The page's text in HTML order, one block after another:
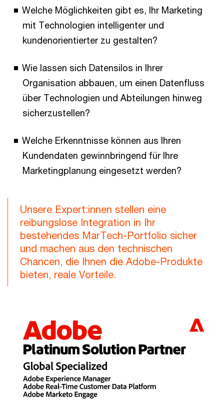
Welche Möglichkeiten gibt es, Ihr Marketing
mit Technologien intelligenter und
kundenorientierter zu gestalten?
Wie lassen sich Datensilos in Ihrer
Organisation abbauen, um einen Datenfluss
über Technologien und Abteilungen hinweg
sicherzustellen?
Welche Erkenntnisse können aus Ihren
Kundendaten gewinnbringend für Ihre
Marketingplanung eingesetzt werden?
Unsere Expert:innen stellen eine
reibungslose Integration in Ihr
bestehendes MarTech-Portfolio sicher
und machen aus den technischen
Chancen, die Ihnen die Adobe-Produkte
bieten, reale Vorteile.